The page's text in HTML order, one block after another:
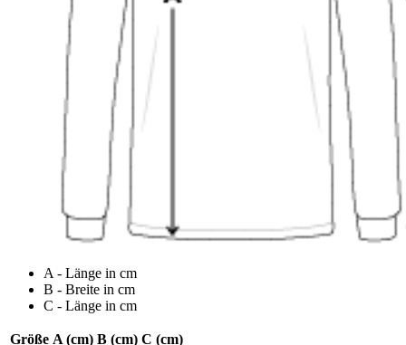
A - Länge in cm
B - Breite in cm
C - Länge in cm
Größe A (cm) B (cm) C (cm)